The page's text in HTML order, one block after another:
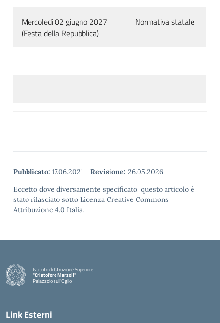
Mercoledì 02 giugno 2027
(Festa della Repubblica)
Normativa statale
Pubblicato: 17.06.2021 - Revisione: 26.05.2026
Eccetto dove diversamente specificato, questo articolo è
stato rilasciato sotto Licenza Creative Commons
Attribuzione 4.0 Italia.
Istituto di Istruzione Superiore
"Cristoforo Marzoli"
Palazzolo sull'Oglio
— Visita la pagina iniziale della scuola
Link Esterni